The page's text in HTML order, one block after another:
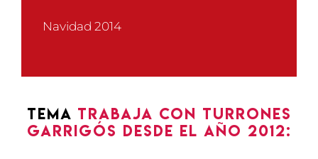
Navidad 2014
TEMA trabaja con Turrones
Garrigós desde el año 2012: